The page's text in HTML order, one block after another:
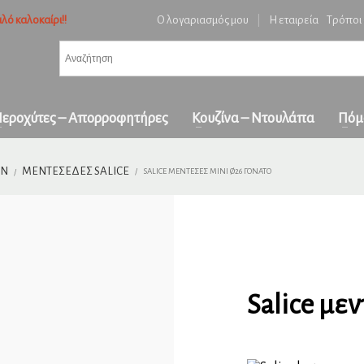
ειδών και επιβεβαίωση παραγγελίας.
όλη την Ελλάδα
επικοινωνήστε μαζί μας στοorders1georgakakis@gmail.com | Τώρα
καλοκαίρι!! Ο λογαριασμός μου Η εταιρεία
– Απορροφητήρες Κουζίνα – Ντουλάπα
ΜΕΝΤΕΣΈΔΕΣ SALICE SALICE ΜΕΝΤΕΣΈΣ ΜΊΝΙ Ø26 ΓΌΝΑΤΟ
Salice